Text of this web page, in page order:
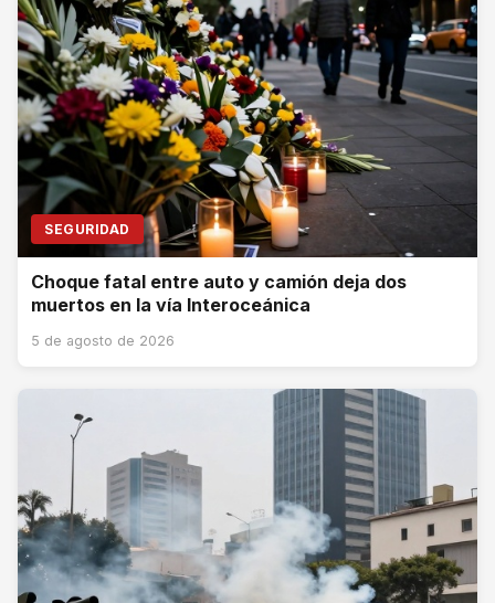
SEGURIDAD
Choque fatal entre auto y camión deja dos
muertos en la vía Interoceánica
5 de agosto de 2026